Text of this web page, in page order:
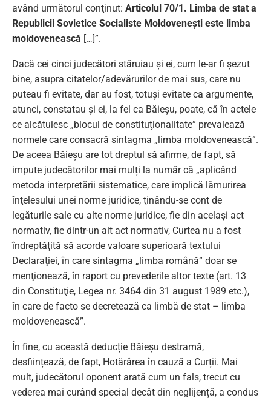
având următorul conţinut: Articolul 70/1. Limba de stat a
Republicii Sovietice Socialiste Moldoveneşti este limba
moldovenească […]”.
Dacă cei cinci judecători stăruiau și ei, cum le-ar fi șezut
bine, asupra citatelor/adevărurilor de mai sus, care nu
puteau fi evitate, dar au fost, totuși evitate ca argumente,
atunci, constatau și ei, la fel ca Băieșu, poate, că în actele
ce alcătuiesc „blocul de constituţionalitate” prevalează
normele care consacră sintagma „limba moldovenească”.
De aceea Băieșu are tot dreptul să afirme, de fapt, să
impute judecătorilor mai mulți la număr că „aplicând
metoda interpretării sistematice, care implică lămurirea
înţelesului unei norme juridice, ţinându-se cont de
legăturile sale cu alte norme juridice, fie din acelaşi act
normativ, fie dintr-un alt act normativ, Curtea nu a fost
îndreptăţită să acorde valoare superioară textului
Declaraţiei, în care sintagma „limba română” doar se
menţionează, în raport cu prevederile altor texte (art. 13
din Constituţie, Legea nr. 3464 din 31 august 1989 etc.),
în care de facto se decretează ca limbă de stat – limba
moldovenească”.
În fine, cu această deducție Băieșu destramă,
desființează, de fapt, Hotărârea în cauză a Curții. Mai
mult, judecătorul oponent arată cum un fals, trecut cu
vederea mai curând special decât din neglijență, a condus